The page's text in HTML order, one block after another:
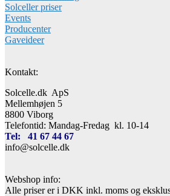
Solceller priser
Events
Producenter
Gaveideer
Kontakt:
Solcelle.dk ApS
Mellemhøjen 5
8800 Viborg
Telefontid: Mandag-Fredag kl. 10-14
Tel: 41 67 44 67
info@solcelle.dk
Webshop info:
Alle priser er i DKK inkl. moms og